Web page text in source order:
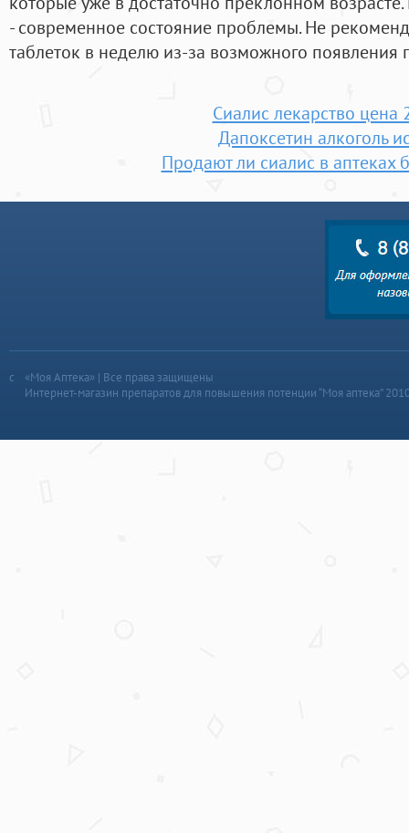
- современное состояние проблемы. Не
таблеток в неделю из-за возможного
Сиалис лекарство цена
Дапоксетин алкоголь
Продают ли сиалис в аптеках
«Моя Аптека» | Все права защищены
Интернет-магазин препаратов для повышения потенции “Моя аптека”